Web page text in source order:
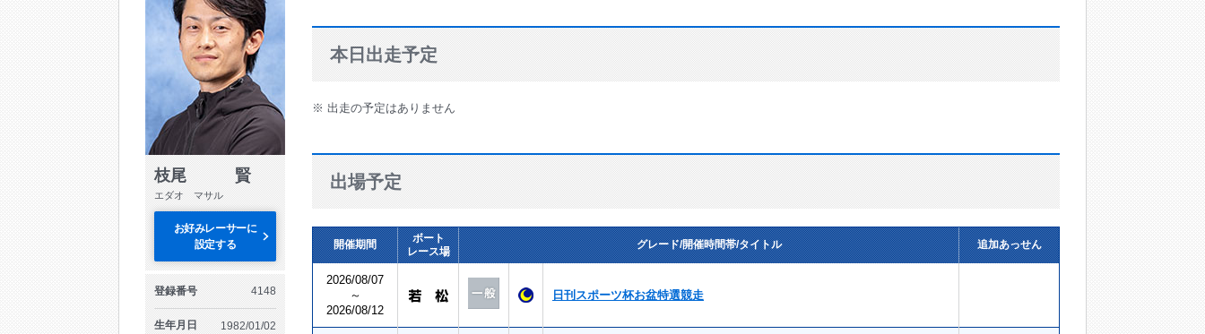
枝尾 賢
エダオ マサル
お好みレーサーに
設定する
登録番号 4148
生年月日 1982/01/02
本日出走予定
※ 出走の予定はありません
出場予定
開催期間
ボート
レース場
グレード/開催時間帯/タイトル 追加あっせん
2026/08/07
～
2026/08/12
日刊スポーツ杯お盆特選競走